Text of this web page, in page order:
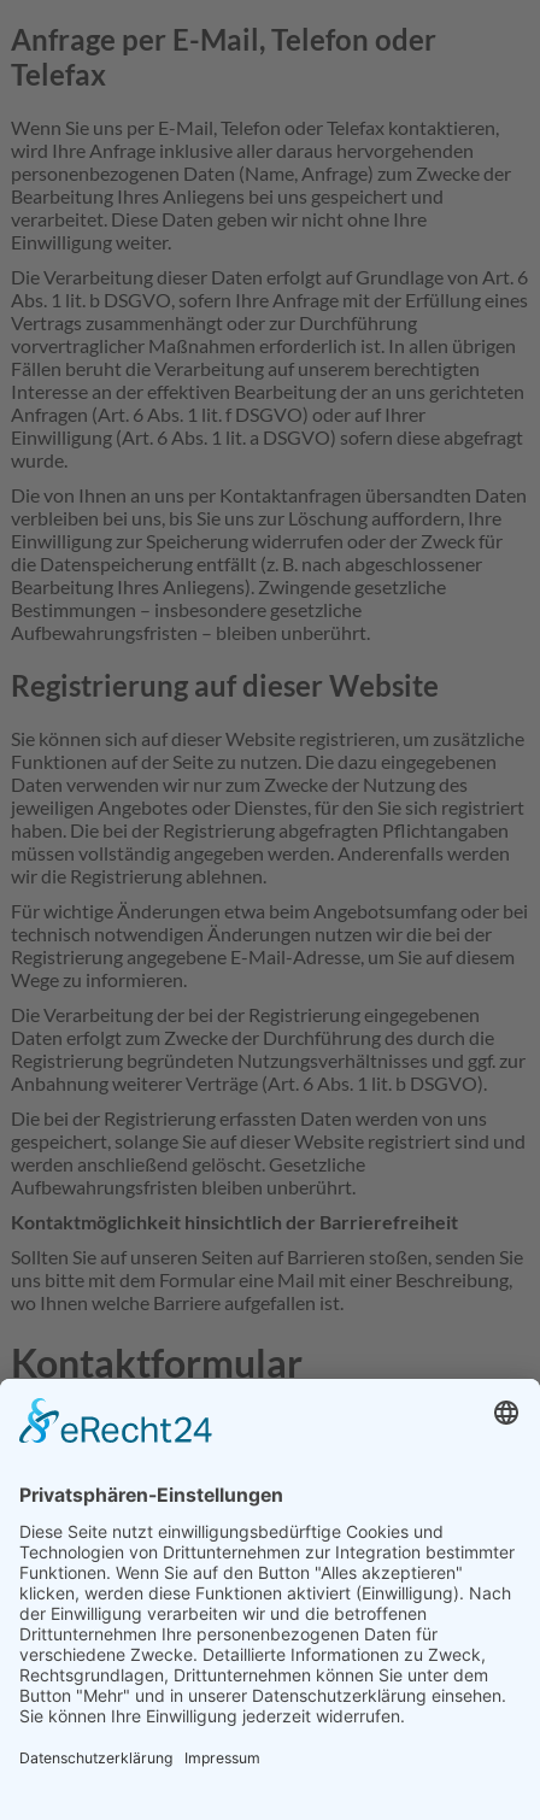
Anfrage per E-Mail, Telefon oder
Telefax
Wenn Sie uns per E-Mail, Telefon oder Telefax kontaktieren,
wird Ihre Anfrage inklusive aller daraus hervorgehenden
personenbezogenen Daten (Name, Anfrage) zum Zwecke der
Bearbeitung Ihres Anliegens bei uns gespeichert und
verarbeitet. Diese Daten geben wir nicht ohne Ihre
Einwilligung weiter.
Die Verarbeitung dieser Daten erfolgt auf Grundlage von Art. 6
Abs. 1 lit. b DSGVO, sofern Ihre Anfrage mit der Erfüllung eines
Vertrags zusammenhängt oder zur Durchführung
vorvertraglicher Maßnahmen erforderlich ist. In allen übrigen
Fällen beruht die Verarbeitung auf unserem berechtigten
Interesse an der effektiven Bearbeitung der an uns gerichteten
Anfragen (Art. 6 Abs. 1 lit. f DSGVO) oder auf Ihrer
Einwilligung (Art. 6 Abs. 1 lit. a DSGVO) sofern diese abgefragt
wurde.
Die von Ihnen an uns per Kontaktanfragen übersandten Daten
verbleiben bei uns, bis Sie uns zur Löschung auffordern, Ihre
Einwilligung zur Speicherung widerrufen oder der Zweck für
die Datenspeicherung entfällt (z. B. nach abgeschlossener
Bearbeitung Ihres Anliegens). Zwingende gesetzliche
Bestimmungen – insbesondere gesetzliche
Aufbewahrungsfristen – bleiben unberührt.
Registrierung auf dieser Website
Sie können sich auf dieser Website registrieren, um zusätzliche
Funktionen auf der Seite zu nutzen. Die dazu eingegebenen
Daten verwenden wir nur zum Zwecke der Nutzung des
jeweiligen Angebotes oder Dienstes, für den Sie sich registriert
haben. Die bei der Registrierung abgefragten Pflichtangaben
müssen vollständig angegeben werden. Anderenfalls werden
wir die Registrierung ablehnen.
Für wichtige Änderungen etwa beim Angebotsumfang oder bei
technisch notwendigen Änderungen nutzen wir die bei der
Registrierung angegebene E-Mail-Adresse, um Sie auf diesem
Wege zu informieren.
Die Verarbeitung der bei der Registrierung eingegebenen
Daten erfolgt zum Zwecke der Durchführung des durch die
Registrierung begründeten Nutzungsverhältnisses und ggf. zur
Anbahnung weiterer Verträge (Art. 6 Abs. 1 lit. b DSGVO).
Die bei der Registrierung erfassten Daten werden von uns
gespeichert, solange Sie auf dieser Website registriert sind und
werden anschließend gelöscht. Gesetzliche
Aufbewahrungsfristen bleiben unberührt.
Kontaktmöglichkeit hinsichtlich der Barrierefreiheit
Sollten Sie auf unseren Seiten auf Barrieren stoßen, senden Sie
uns bitte mit dem Formular eine Mail mit einer Beschreibung,
wo Ihnen welche Barriere aufgefallen ist.
Kontaktformular
Barrierefreiheit
E-Mail*
Nachricht*
Zusammenfassung anzeigen